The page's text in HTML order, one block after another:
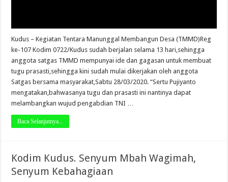
Kudus – Kegiatan Tentara Manunggal Membangun Desa (TMMD)Reg
ke-107 Kodim 0722/Kudus sudah berjalan selama 13 hari,sehingga
anggota satgas TMMD mempunyai ide dan gagasan untuk membuat
tugu prasasti,sehingga kini sudah mulai dikerjakan oleh anggota
Satgas bersama masyarakat,Sabtu 28/03/2020. “Sertu Pujiyanto
mengatakan,bahwasanya tugu dan prasasti ini nantinya dapat
melambangkan wujud pengabdian TNI …
Baca Selanjutnya...
Kodim Kudus. Senyum Mbah Wagimah,
Senyum Kebahagiaan